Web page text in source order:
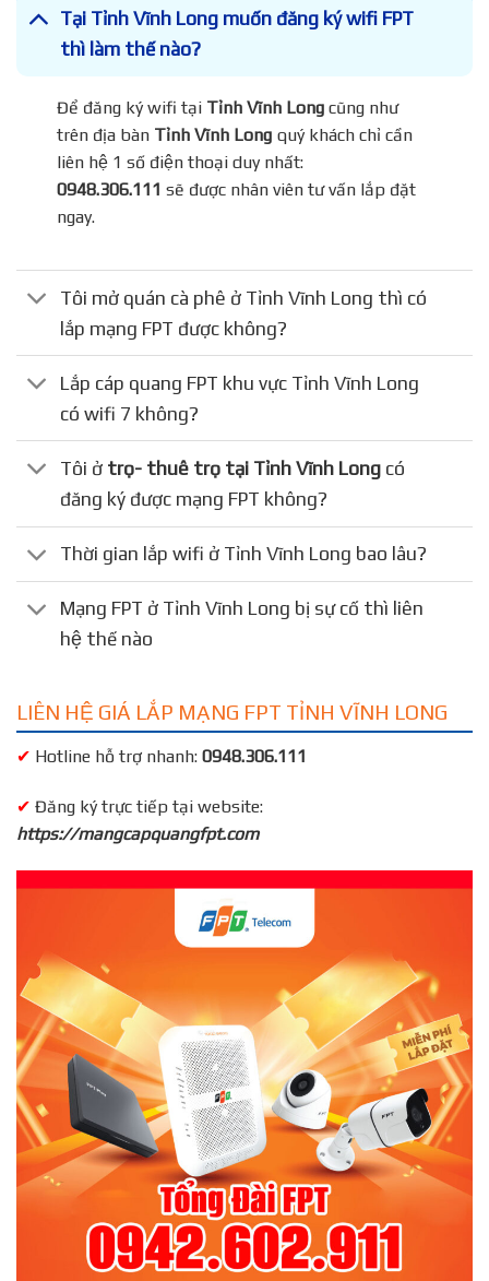
Tại Tỉnh Vĩnh Long muốn đăng ký wifi FPT
thì làm thế nào?
Để đăng ký wifi tạiTỉnh Vĩnh Longcũng như
trên địa bànTỉnh Vĩnh Longquý khách chỉ cần
liên hệ 1 số điện thoại duy nhất:
0948.306.111 sẽ được nhân viên tư vấn lắp đặt
ngay.
Tôi mở quán cà phê ở Tỉnh Vĩnh Long thì có
lắp mạng FPT được không?
Lắp cáp quang FPT khu vực Tỉnh Vĩnh Long
có wifi 7 không?
Tôi ở trọ- thuê trọ tại Tỉnh Vĩnh Long có
đăng ký được mạng FPT không?
Thời gian lắp wifi ở Tỉnh Vĩnh Long bao lâu?
Mạng FPT ở Tỉnh Vĩnh Long bị sự cố thì liên
hệ thế nào
LIÊN HỆ GIÁ LẮP MẠNG FPT TỈNH VĨNH LONG
✔ Hotline hỗ trợ nhanh: 0948.306.111
✔ Đăng ký trực tiếp tại website:
https://mangcapquangfpt.com